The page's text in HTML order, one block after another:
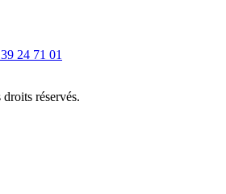
24 71 01
réservés.